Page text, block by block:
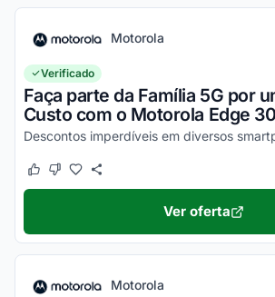
Motorola
Verificado
Faça parte da Família 5G por
Custo com o Motorola Edge
Este cupom funcionou
Este cupom não funcionou
Ver oferta
Motorola